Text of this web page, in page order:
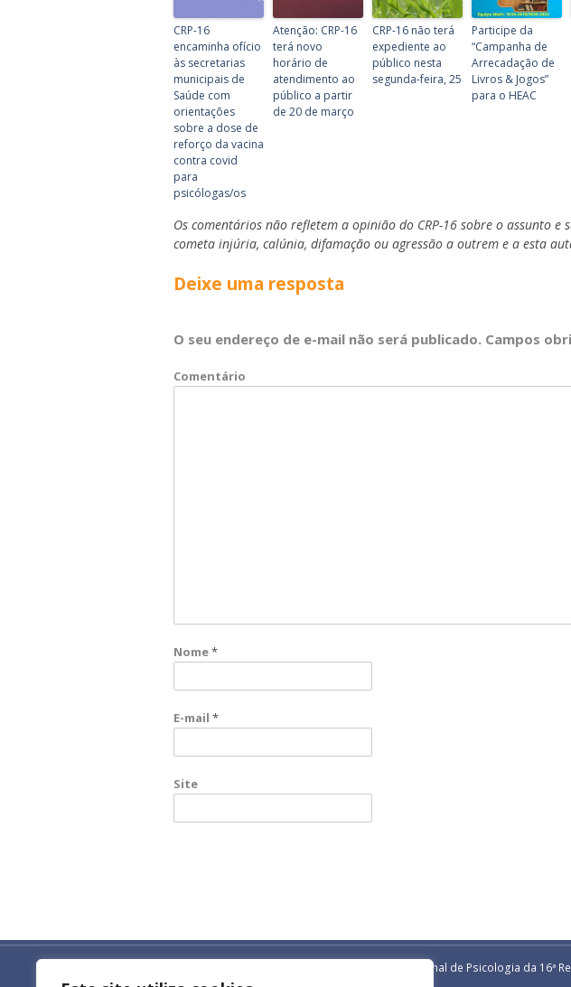
CRP-16
encaminha ofício
às secretarias
municipais de
Saúde com
orientações
sobre a dose de
reforço da vacina
contra covid
para
psicólogas/os
Atenção: CRP-16
terá novo
horário de
atendimento ao
público a partir
de 20 de março
CRP-16 não terá
expediente ao
público nesta
segunda-feira, 25
Participe da
“Campanha de
Arrecadação de
Livros & Jogos”
para o HEAC
Os comentários não refletem a opinião do CRP-16 sobre o assunto
cometa injúria, calúnia, difamação ou agressão a outrem e a esta
Deixe uma resposta
O seu endereço de e-mail não será publicado. Campos
Comentário
Nome*
E-mail *
Site
Todos os direitos reservados ao Conselho Regional de Psicologia da 16ª